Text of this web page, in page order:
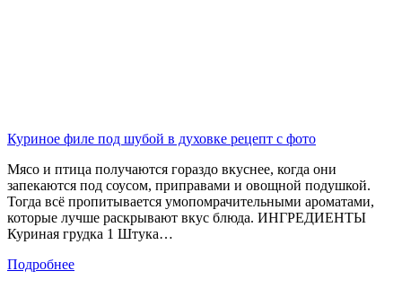
Куриное филе под шубой в духовке рецепт с фото
Мясо и птица получаются гораздо вкуснее, когда они
запекаются под соусом, приправами и овощной подушкой.
Тогда всё пропитывается умопомрачительными ароматами,
которые лучше раскрывают вкус блюда. ИНГРЕДИЕНТЫ
Куриная грудка 1 Штука…
Подробнее